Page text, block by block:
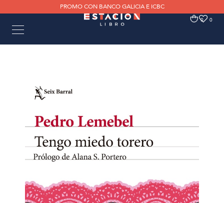
PROMO CON BANCO GALICIA E ICBC
0 0